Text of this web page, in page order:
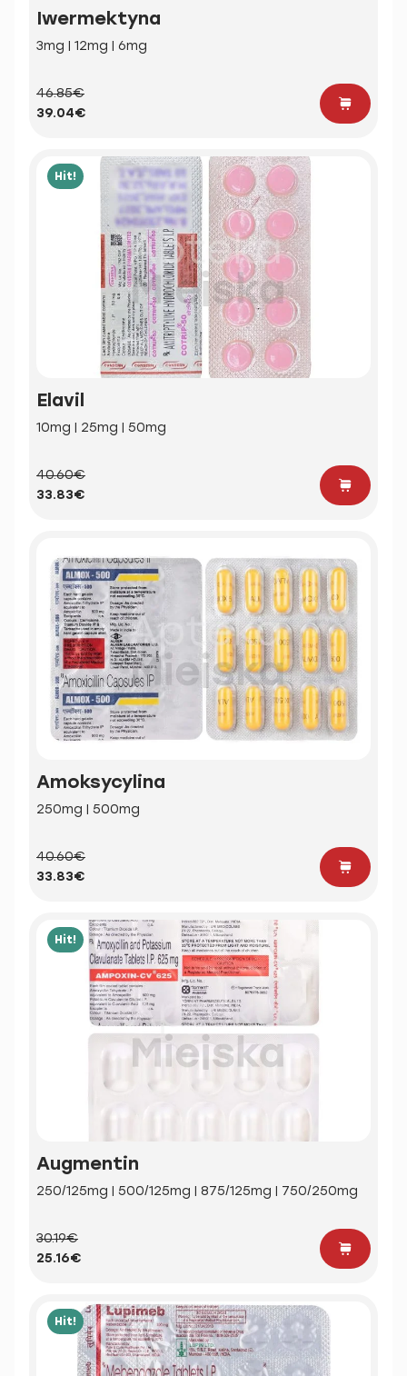
Iwermektyna
3mg | 12mg | 6mg
46.85€
39.04€
Hit!
Elavil
10mg | 25mg | 50mg
40.60€
33.83€
Amoksycylina
250mg | 500mg
40.60€
33.83€
Hit!
Augmentin
250/125mg | 500/125mg | 875/125mg | 750/250mg
30.19€
25.16€
Hit!